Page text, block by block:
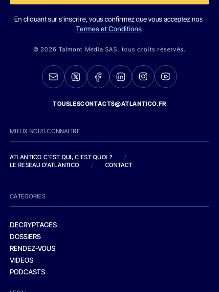
En cliquant sur s'inscrire, vous confirmez que vous acceptez nos
Termes et Conditions
© 2026 Talmont Media SAS. tous droits réservés.
TOUSLESCONTACTS@ATLANTICO.FR
MIEUX NOUS CONNAITRE
ATLANTICO C'EST QUI, C'EST QUOI ?
/
LE RESEAU D'ATLANTICO
/ CONTACT
CATEGORIES
DECRYPTAGES
DOSSIERS
RENDEZ-VOUS
VIDEOS
PODCASTS